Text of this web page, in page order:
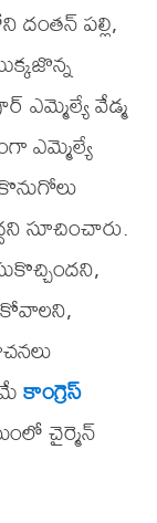
దంతన్ పల్లి,
ఎమ్మెల్యే వేడ్మ
ఎమ్మెల్యే
సూచించారు.
కాంగ్రెస్
చైర్మెన్